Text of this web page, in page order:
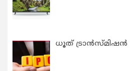
ധൂത് ട്രാൻസ്മിഷൻ